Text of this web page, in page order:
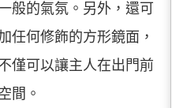
般的氣氛。另外，還可
任何修飾的方形鏡面，
僅可以讓主人在出門前
間。